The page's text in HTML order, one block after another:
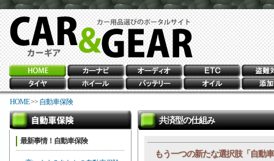
HOME>> 自動車保険
最新事情！自動車保険
共済型の仕組み
もう一つの新たな選択肢「自動